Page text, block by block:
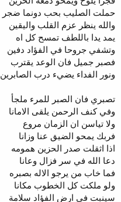
حملت الصليب بحب دونما ضجر
والله ينظر عزم القلب واليقين
يمد يدا باللطف تمسح كل اه
وتشفي جروحا في الفؤاد دفين
فصبر جميل فان الوعد يقترب
ونور الفداء يضيء درب الصابرين
تصبري فان الصبر للمرء ملجأ
وفي كنف الرحمن يلقى الامانا
ولا تياسن ان الزمان مروع
فربك يمحو الضيق عنا وزانا
اذا اثقلت صدر الحزين همومه
دعا الله في سر فزال وعانا
فما خاب من يرجو الاله بصبره
ولو ملكت كل الخطوب مكانا
سينبت في ارض الفؤاد سلامة